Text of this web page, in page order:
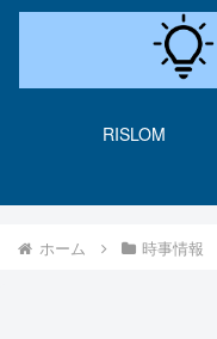
RISLOM
ホーム 時事情報